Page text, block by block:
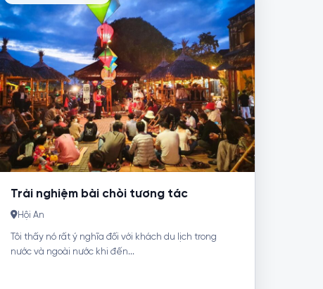
Trải nghiệm bài chòi tương tác
Hội An
Tôi thấy nó rất ý nghĩa đối với khách du lịch trong
nước và ngoài nước khi đến...